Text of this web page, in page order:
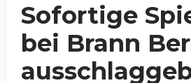
Sofortige
bei Brann